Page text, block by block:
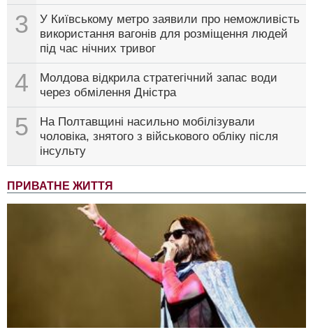
3
У Київському метро заявили про неможливість
використання вагонів для розміщення людей
під час нічних тривог
4
Молдова відкрила стратегічний запас води
через обмілення Дністра
5
На Полтавщині насильно мобілізували
чоловіка, знятого з військового обліку після
інсульту
ПРИВАТНЕ ЖИТТЯ